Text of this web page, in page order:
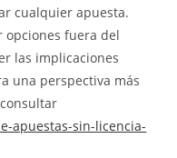
cualquier apuesta.
opciones fuera del
las implicaciones
una perspectiva más
apuestas-sin-licencia-